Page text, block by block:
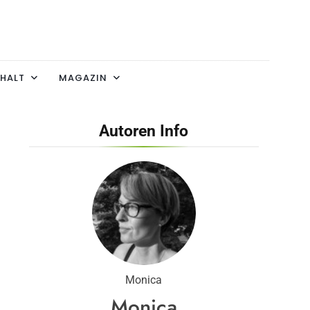
MAGAZIN
Autoren Info
Monica